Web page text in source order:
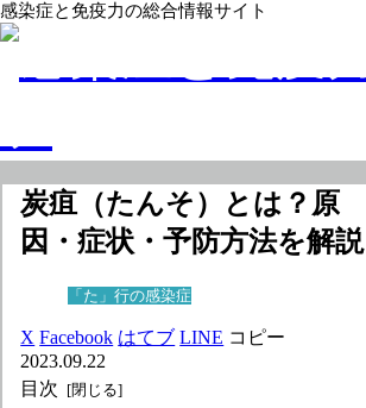
感染症と免疫力の総合情報サイト
炭疽（たんそ）とは？原
因・症状・予防方法を解説
「た」行の感染症
X Facebook はてブ LINE コピー
2023.09.22
目次